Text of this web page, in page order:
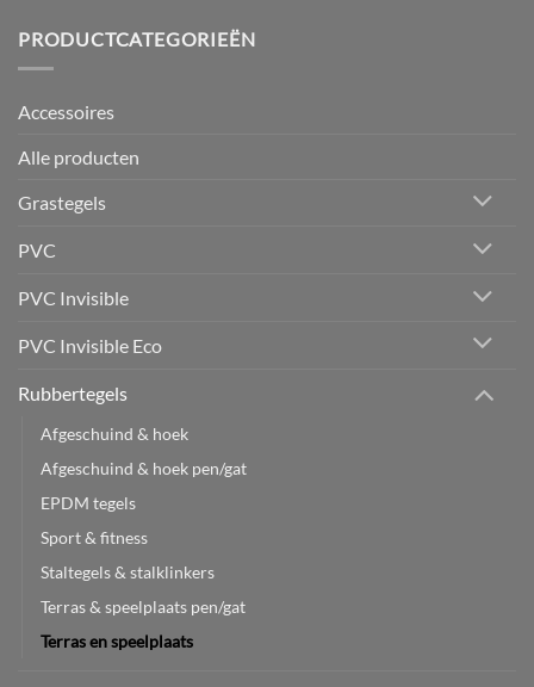
PRODUCTCATEGORIEËN
Accessoires
Alle producten
Grastegels
PVC
PVC Invisible
PVC Invisible Eco
Rubbertegels
Afgeschuind & hoek
Afgeschuind & hoek pen/gat
EPDM tegels
Sport & fitness
Staltegels & stalklinkers
Terras & speelplaats pen/gat
Terras en speelplaats